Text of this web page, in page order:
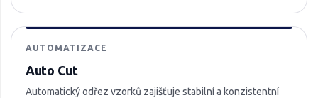
AUTOMATIZACE
Auto Cut
Automatický odřez vzorků zajišťuje stabilní a konzistentní